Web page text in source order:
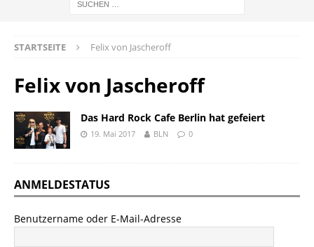
STARTSEITE Felix von Jascheroff
Felix von Jascheroff
Das Hard Rock Cafe Berlin hat gefeiert
19. Mai 2017 BLN 0
ANMELDESTATUS
Benutzername oder E-Mail-Adresse